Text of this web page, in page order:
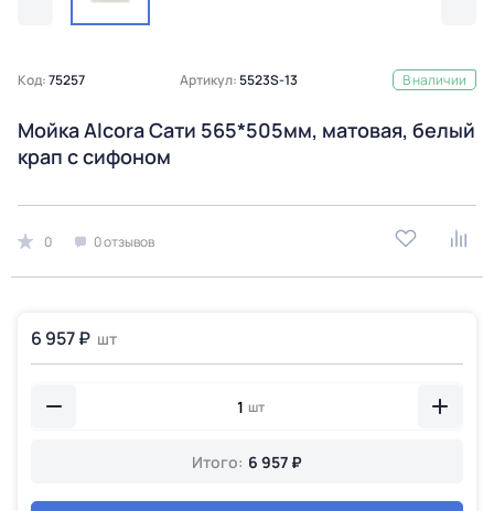
Код:75257 Артикул:5523S-13 В наличии
Мойка Alcora Сати 565*505мм, матовая, белый
крап с сифоном
0 0 отзывов
6 957 ₽ шт
шт
Итого: 6 957 ₽